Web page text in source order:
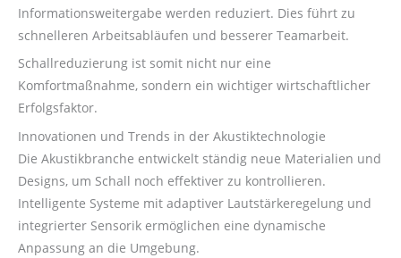
Informationsweitergabe werden reduziert. Dies führt zu
schnelleren Arbeitsabläufen und besserer Teamarbeit.
Schallreduzierung ist somit nicht nur eine
Komfortmaßnahme, sondern ein wichtiger wirtschaftlicher
Erfolgsfaktor.
Innovationen und Trends in der Akustiktechnologie
Die Akustikbranche entwickelt ständig neue Materialien und
Designs, um Schall noch effektiver zu kontrollieren.
Intelligente Systeme mit adaptiver Lautstärkeregelung und
integrierter Sensorik ermöglichen eine dynamische
Anpassung an die Umgebung.